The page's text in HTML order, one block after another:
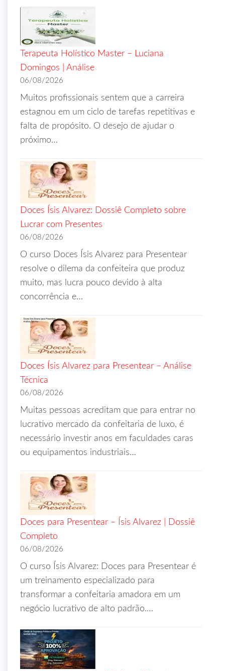
Terapeuta Holístico Master – Luciana
Domingos | Análise
06/08/2026
Muitos profissionais sentem que a carreira
estagnou em um ciclo de tarefas repetitivas e
falta de propósito. O desejo de ajudar o
próximo…
Doces Ísis Alvarez: Dossiê Completo sobre
Lucrar com Presentes
06/08/2026
O curso Doces Ísis Alvarez para Presentear
resolve o dilema da confeiteira que produz
muito, mas lucra pouco devido à alta
concorrência e…
Doces Ísis Alvarez para Presentear – Análise
Técnica
06/08/2026
Muitas pessoas acreditam que para entrar no
lucrativo mercado da confeitaria de luxo, é
necessário investir anos em faculdades caras
ou equipamentos industriais…
Doces para Presentear – Ísis Alvarez | Dossiê
Completo
06/08/2026
O curso Ísis Alvarez: Doces para Presentear é
um treinamento especializado para
transformar a confeitaria amadora em um
negócio lucrativo de alto padrão.…